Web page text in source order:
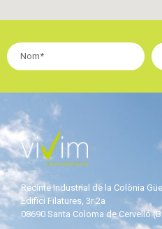
Recinte Industrial de la Colònia
Edifici Filatures, 3r 2a
08690 Santa Coloma de Cervelló